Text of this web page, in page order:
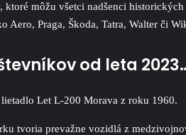
môžu všetci nadšenci
Praga, Škoda, Tatra, Walter či
od leta
Let L-200 Morava z roku 1960.
tvoria prevažne vozidlá z